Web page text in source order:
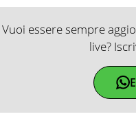
Vuoi essere sempre
live?